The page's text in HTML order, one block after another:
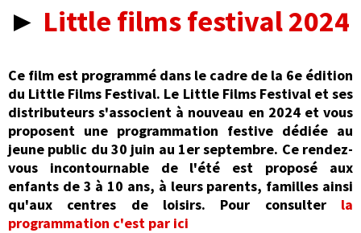
► Little films festival 2024
Ce film est programmé dans le cadre de la 6e édition
du Little Films Festival. Le Little Films Festival et ses
distributeurs s'associent à nouveau en 2024 et vous
proposent une programmation festive dédiée au
jeune public du 30 juin au 1er septembre. Ce rendez-
vous incontournable de l'été est proposé aux
enfants de 3 à 10 ans, à leurs parents, familles ainsi
qu'aux centres de loisirs. Pour consulter la
programmation c'est par ici